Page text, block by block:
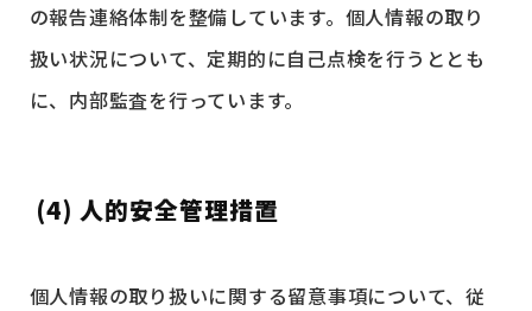
の報告連絡体制を整備しています。個人情報の取り
扱い状況について、定期的に自己点検を行うととも
に、内部監査を行っています。
(4) 人的安全管理措置
個人情報の取り扱いに関する留意事項について、従